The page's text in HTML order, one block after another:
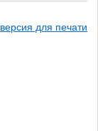
версия для печати